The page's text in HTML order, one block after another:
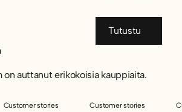
Tutustu
on auttanut erikokoisia kauppiaita.
Customer stories Customer stories